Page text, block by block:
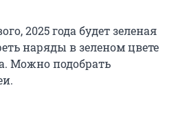
2025 года будет зеленая
наряды в зеленом цвете
Можно подобрать